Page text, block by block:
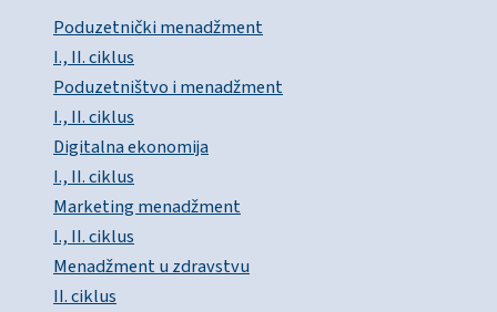
Poduzetnički menadžment
I., II. ciklus
Poduzetništvo i menadžment
I., II. ciklus
Digitalna ekonomija
I., II. ciklus
Marketing menadžment
I., II. ciklus
Menadžment u zdravstvu
II. ciklus